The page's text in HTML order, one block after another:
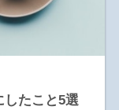
したこと5選